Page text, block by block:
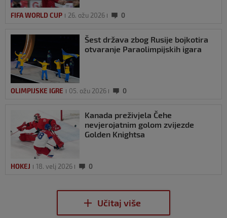
FIFA WORLD CUP 26. ožu 2026 0
Šest država zbog Rusije bojkotira
otvaranje Paraolimpijskih igara
OLIMPIJSKE IGRE 05. ožu 2026 0
Kanada preživjela Čehe
nevjerojatnim golom zvijezde
Golden Knightsa
HOKEJ 18. velj 2026 0